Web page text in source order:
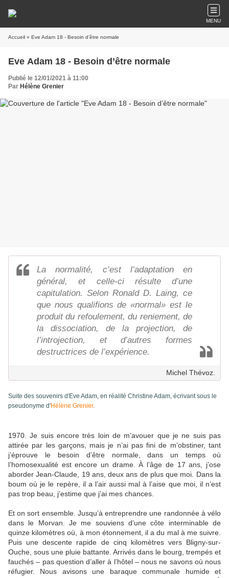
MENU
Accueil » Eve Adam 18 - Besoin d’être normale
Eve Adam 18 - Besoin d’être normale
Publié le 12/01/2021 à 11:00
Par Hélène Grenier
La normalité, c’est l’adaptation en
général, et celle-ci résulte d’une
capitulation. Selon Ronald D. Laing, ce
que nous qualifions de «normal» est le
produit du refoulement, du reniement, de
la dissociation, de la projection, de
l’introjection, et d’autres formes
destructrices de l’expérience.
Michel Thévoz.
Suite des souvenirs d'Eve Adam, en réalité Christine Adam, écrivant sous le
pseudonyme d'Hélène Grenier.
1970. Je suis encore très loin de m’avouer que je ne suis pas
attirée par les garçons, mais je n’ai pas fini de m’obstiner, tant
j’éprouve le besoin d’être normale, dans un temps où
l’homosexualité est encore un drame. À l’âge de 17 ans, j’ose
aborder Jean-Claude, 19 ans, deux ans de plus que moi. Dans la
boum où je le repère, il a l’air aussi mal à l’aise que moi, il n’est
pas trop beau, j’estime que j’ai mes chances.
Et on sort ensemble. Jusqu’à entreprendre une randonnée à vélo
dans le Morvan. Je me souviens d’une côte interminable de
quinze kilomètres où, à mon étonnement, il a du mal à me suivre.
Puis une descente rapide de cinq kilomètres vers Bligny-sur-
Ouche, sous une pluie battante. Arrivés dans le bourg, trempés et
fauchés – pas question d’aller à l’hôtel – nous ne savons où nous
réfugier. Nous avisons une baraque communale humide et